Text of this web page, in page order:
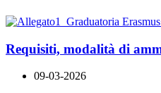
Requisiti, modalità di
09-03-2026